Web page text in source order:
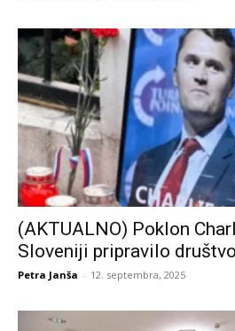
(AKTUALNO) Poklon
Sloveniji pripravilo
Petra Janša - 12. septembra, 2025